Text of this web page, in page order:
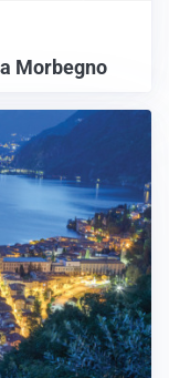
Morbegno